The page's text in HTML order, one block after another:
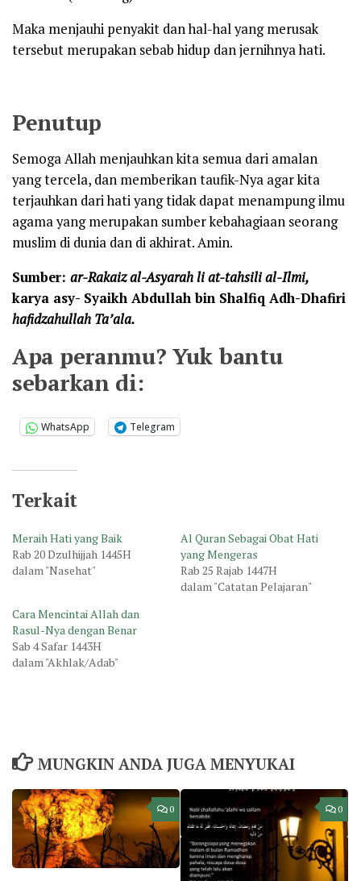
Maka menjauhi penyakit dan hal-hal yang merusak
tersebut merupakan sebab hidup dan jernihnya hati.
Penutup
Semoga Allah menjauhkan kita semua dari amalan
yang tercela, dan memberikan taufik-Nya agar kita
terjauhkan dari hati yang tidak dapat menampung ilmu
agama yang merupakan sumber kebahagiaan seorang
muslim di dunia dan di akhirat. Amin.
Sumber: ar-Rakaiz al-Asyarah li at-tahsili al-Ilmi,
karya asy- Syaikh Abdullah bin Shalfiq Adh-Dhafiri
hafidzahullah Ta’ala.
Apa peranmu? Yuk bantu
sebarkan di:
WhatsApp Telegram
Terkait
Meraih Hati yang Baik
Rab 20 Dzulhijjah 1445H
dalam "Nasehat"
Al Quran Sebagai Obat Hati
yang Mengeras
Rab 25 Rajab 1447H
dalam "Catatan Pelajaran"
Cara Mencintai Allah dan
Rasul-Nya dengan Benar
Sab 4 Safar 1443H
dalam "Akhlak/Adab"
MUNGKIN ANDA JUGA MENYUKAI
0 0